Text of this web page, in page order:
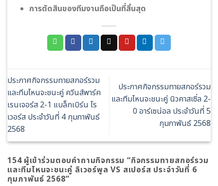
การตัดสินของทีมงานถือเป็นที่สิ้นสุด
ประกาศกิจกรรมทายสกอร์รวม
และทีมไหนจะชนะคู่ ควีนส์พาร์ค
เรนเจอร์ส 2-1 แบล็กเบิร์น โร
เวอร์ส ประจำวันที่ 4 กุมภาพันธ์
2568
ประกาศกิจกรรมทายสกอร์รวม
และทีมไหนจะชนะคู่ นิวคาสเซิ่ล 2-
0 อาร์เซน่อล ประจำวันที่ 5
กุมภาพันธ์ 2568
154 ผู้เข้าร่วมตอบคำถามกิจกรรม “กิจกรรมทายสกอร์รวม
และทีมไหนจะชนะคู่ ลิเวอร์พูล VS สเปอร์ส ประจำวันที่ 6
กุมภาพันธ์ 2568”